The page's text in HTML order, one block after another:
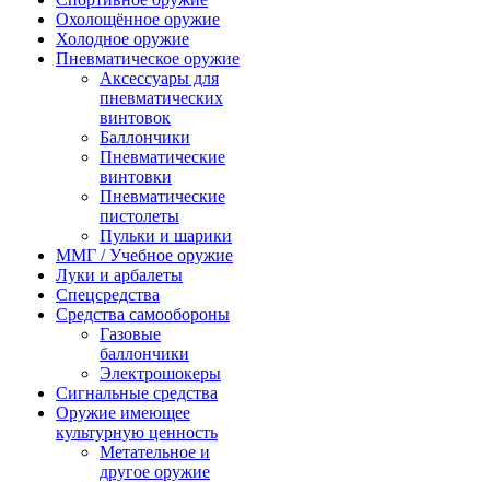
Охолощённое оружие
Холодное оружие
Пневматическое оружие
Аксессуары для
пневматических
винтовок
Баллончики
Пневматические
винтовки
Пневматические
пистолеты
Пульки и шарики
ММГ / Учебное оружие
Луки и арбалеты
Спецсредства
Средства самообороны
Газовые
баллончики
Электрошокеры
Сигнальные средства
Оружие имеющее
культурную ценность
Метательное и
другое оружие